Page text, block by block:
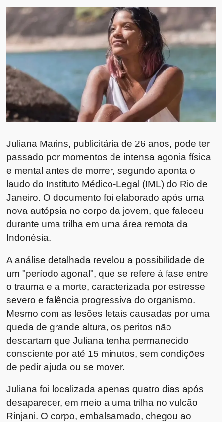
Juliana Marins, publicitária de 26 anos, pode ter
passado por momentos de intensa agonia física
e mental antes de morrer, segundo aponta o
laudo do Instituto Médico-Legal (IML) do Rio de
Janeiro. O documento foi elaborado após uma
nova autópsia no corpo da jovem, que faleceu
durante uma trilha em uma área remota da
Indonésia.
A análise detalhada revelou a possibilidade de
um "período agonal", que se refere à fase entre
o trauma e a morte, caracterizada por estresse
severo e falência progressiva do organismo.
Mesmo com as lesões letais causadas por uma
queda de grande altura, os peritos não
descartam que Juliana tenha permanecido
consciente por até 15 minutos, sem condições
de pedir ajuda ou se mover.
Juliana foi localizada apenas quatro dias após
desaparecer, em meio a uma trilha no vulcão
Rinjani. O corpo, embalsamado, chegou ao